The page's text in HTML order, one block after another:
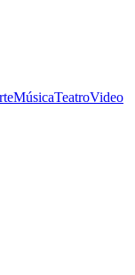
MúsicaTeatroVideo